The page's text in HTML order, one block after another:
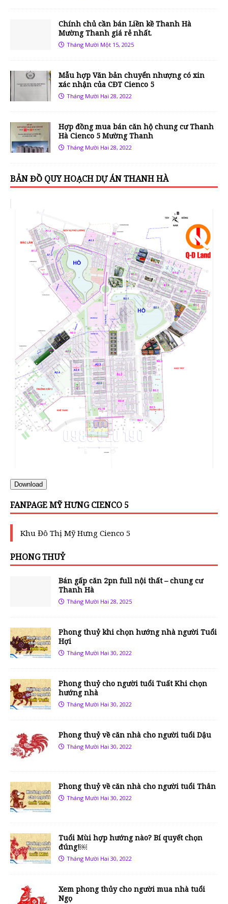
Chính chủ cần bán Liền kề Thanh Hà
Mường Thanh giá rẻ nhất.
Tháng Mười Một 15, 2025
Mẫu hợp Văn bản chuyển nhượng có xin
xác nhận của CĐT Cienco 5
Tháng Mười Hai 28, 2022
Hợp đồng mua bán căn hộ chung cư Thanh
Hà Cienco 5 Mường Thanh
Tháng Mười Hai 28, 2022
BẢN ĐỒ QUY HOẠCH DỰ ÁN THANH HÀ
Download
FANPAGE MỸ HƯNG CIENCO 5
Khu Đô Thị Mỹ Hưng Cienco 5
PHONG THUỶ
Bán gấp căn 2pn full nội thất – chung cư
Thanh Hà
Tháng Mười Hai 28, 2025
Phong thuỷ khi chọn hướng nhà người Tuổi
Hợi
Tháng Mười Hai 30, 2022
Phong thuỷ cho người tuổi Tuất Khi chọn
hướng nhà
Tháng Mười Hai 30, 2022
Phong thuỷ về căn nhà cho người tuổi Dậu
Tháng Mười Hai 30, 2022
Phong thuỷ về căn nhà cho người tuổi Thân
Tháng Mười Hai 30, 2022
Tuổi Mùi hợp hướng nào? Bí quyết chọn
đúng!￼
Tháng Mười Hai 30, 2022
Xem phong thủy cho người mua nhà tuổi
Ngọ